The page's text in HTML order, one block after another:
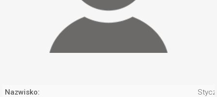
Nazwisko: